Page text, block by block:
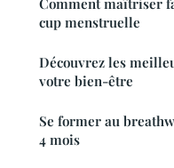
Comment maîtriser
cup menstruelle
Découvrez les
votre bien-être
Se former au
4 mois